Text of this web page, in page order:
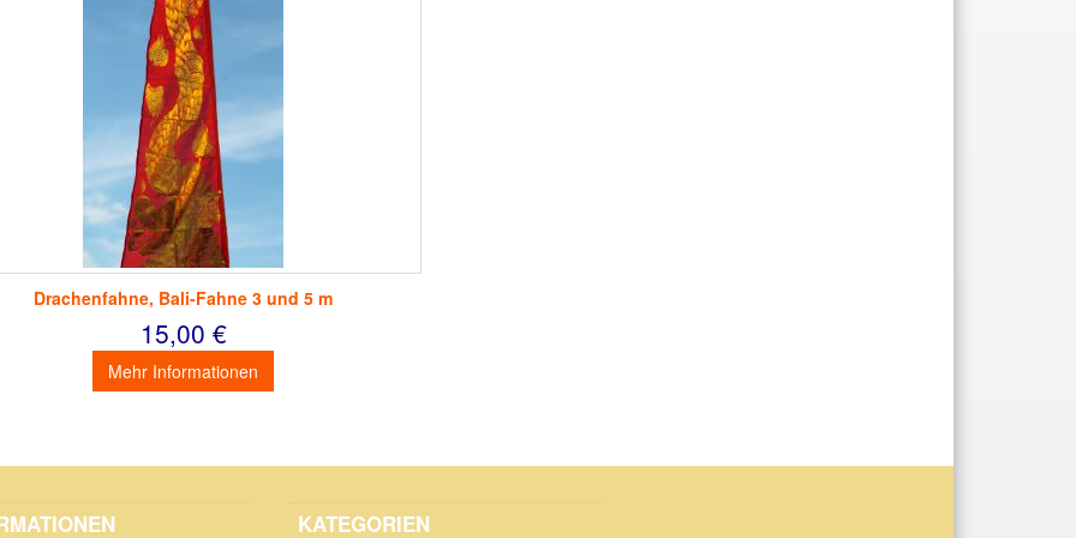
Drachenfahne, Bali-Fahne 3 und 5 m
15,00 €
Mehr Informationen
KATEGORIEN